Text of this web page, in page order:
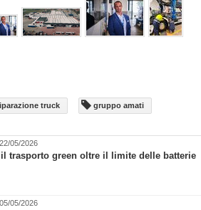
truck gruppo amati
05/2026
trasporto green oltre il limite delle batterie
05/2026